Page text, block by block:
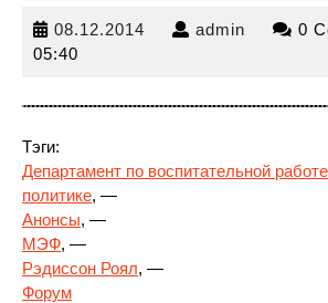
08.12.2014 08.12.2014
admin admin 0
05:40
Тэги:
Департамент по воспитательной
политике, —
Анонсы, —
МЭФ, —
Рэдиссон Роял, —
Форум